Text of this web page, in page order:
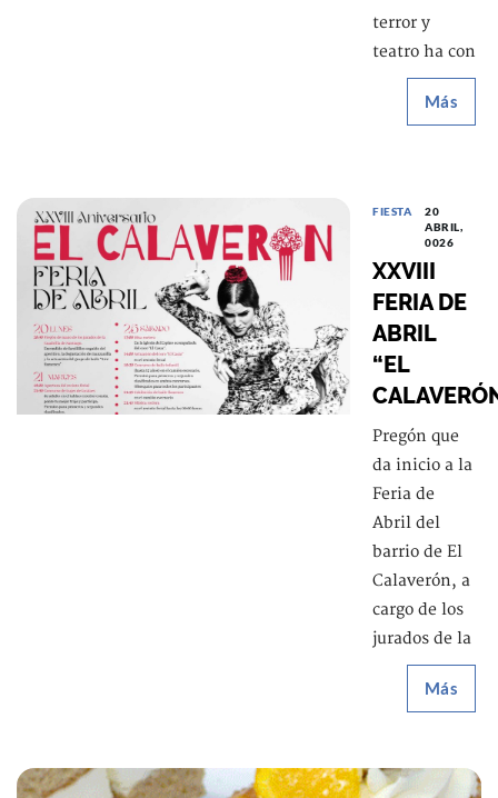
terror y
teatro ha con
Más
FIESTA
20
ABRIL,
0026
XXVIII
FERIA DE
ABRIL
“EL
Pregón que
da inicio a la
Feria de
Abril del
barrio de El
Calaverón, a
cargo de los
jurados de la
Más